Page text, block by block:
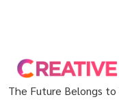
The Future Belongs to